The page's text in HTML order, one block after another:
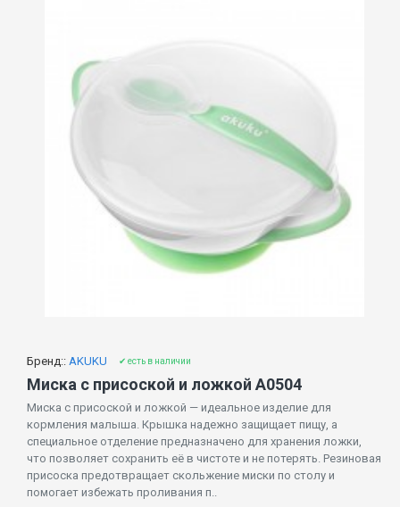
Бренд:: AKUKU ✔ есть в наличии
Миска с присоской и ложкой A0504
Миска с присоской и ложкой — идеальное изделие для
кормления малыша. Крышка надежно защищает пищу, а
специальное отделение предназначено для хранения ложки,
что позволяет сохранить её в чистоте и не потерять. Резиновая
присоска предотвращает скольжение миски по столу и
помогает избежать проливания п..